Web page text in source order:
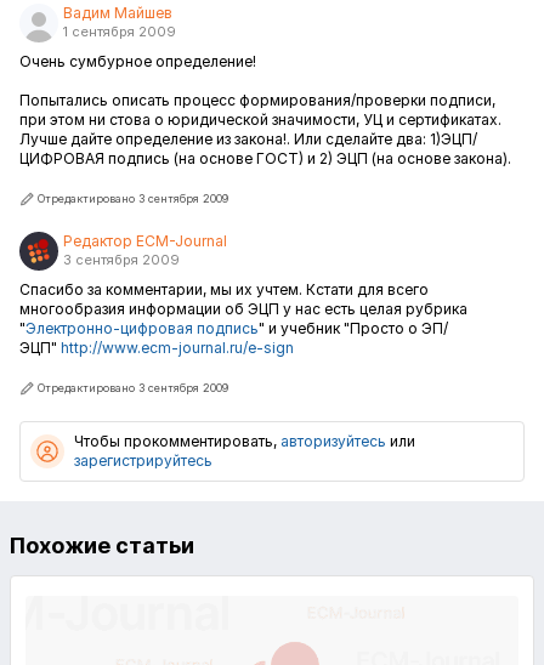
Вадим Майшев
1 сентября 2009
Очень сумбурное определение!
Попытались описать процесс формирования/проверки подписи,
при этом ни стова о юридической значимости, УЦ и сертификатах.
Лучше дайте определение из закона!. Или сделайте два: 1)ЭЦП/
ЦИФРОВАЯ подпись (на основе ГОСТ) и 2) ЭЦП (на основе закона).
Отредактировано 3 сентября 2009
Редактор ECM-Journal
3 сентября 2009
Спасибо за комментарии, мы их учтем. Кстати для всего
многообразия информации об ЭЦП у нас есть целая рубрика
"Электронно-цифровая подпись" и учебник "Просто о ЭП/
ЭЦП" http://www.ecm-journal.ru/e-sign
Отредактировано 3 сентября 2009
Чтобы прокомментировать, авторизуйтесь или
зарегистрируйтесь
Похожие статьи